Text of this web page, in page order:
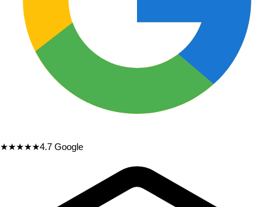
★★★★★4.7 Google